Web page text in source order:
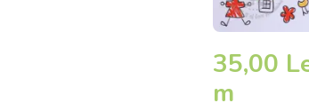
35,00
m